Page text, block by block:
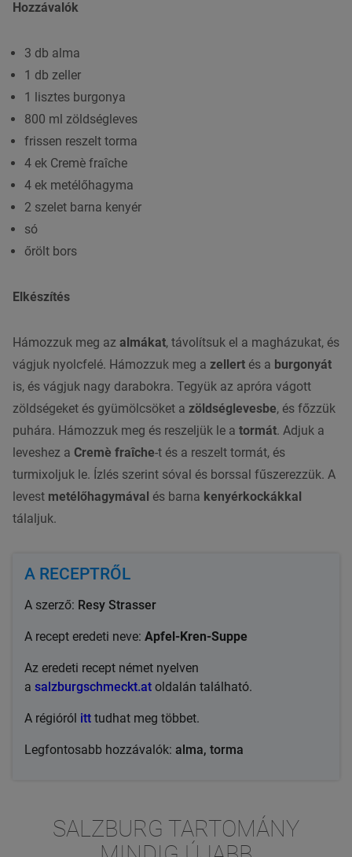
Hozzávalók
3 db alma
1 db zeller
1 lisztes burgonya
800 ml zöldségleves
frissen reszelt torma
4 ek Cremè fraîche
4 ek metélőhagyma
2 szelet barna kenyér
só
őrölt bors
Elkészítés
Hámozzuk meg az almákat, távolítsuk el a magházukat, és
vágjuk nyolcfelé. Hámozzuk meg a zellert és a burgonyát
is, és vágjuk nagy darabokra. Tegyük az apróra vágott
zöldségeket és gyümölcsöket a zöldséglevesbe, és főzzük
puhára. Hámozzuk meg és reszeljük le a tormát. Adjuk a
leveshez a Cremè fraîche-t és a reszelt tormát, és
turmixoljuk le. Ízlés szerint sóval és borssal fűszerezzük. A
levest metélőhagymával és barna kenyérkockákkal
tálaljuk.
A RECEPTRŐL
A szerző: Resy Strasser
A recept eredeti neve: Apfel-Kren-Suppe
Az eredeti recept német nyelven
a salzburgschmeckt.at oldalán található.
A régióról itt tudhat meg többet.
Legfontosabb hozzávalók: alma, torma
SALZBURG TARTOMÁNY